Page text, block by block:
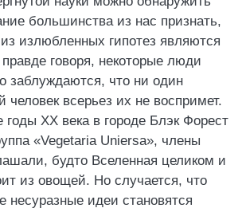
большинства из нас признать,
излюбленных гипотез являются
говоря, некоторые люди
заблуждаются, что ни один
всерьез их не воспримет.
XX века в городе Блэк Форест
«Vegetaria Uniersa», члены
будто Вселенная целиком и
из овощей. Но случается, что
несуразные идеи становятся